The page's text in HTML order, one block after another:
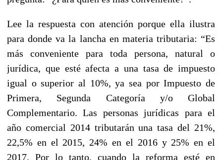
Lee la respuesta con atención porque ella ilustra
para donde va la lancha en materia tributaria: “Es
más conveniente para toda persona, natural o
jurídica, que esté afecta a una tasa de impuesto
igual o superior al 10%, ya sea por Impuesto de
Primera, Segunda Categoría y/o Global
Complementario. Las personas jurídicas para el
año comercial 2014 tributarán una tasa del 21%,
22,5% en el 2015, 24% en el 2016 y 25% en el
2017. Por lo tanto, cuando la reforma esté en